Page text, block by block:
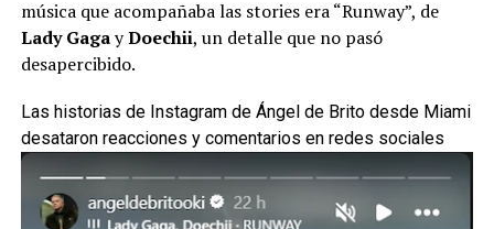
música que acompañaba las stories era “Runway”, de
Lady GagayDoechii, un detalle que no pasó
desapercibido.
Las historias de Instagram de Ángel de Brito desde Miami
desataron reacciones y comentarios en redes sociales